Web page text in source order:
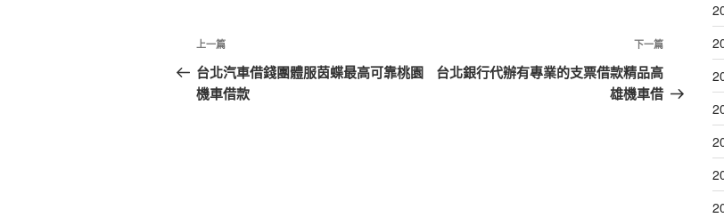
文
章
導
上
一
篇
上一篇
台北汽車借錢團體服茵蝶最高可靠桃園
機車借款
下
一
篇
下一篇
台北銀行代辦有專業的支票借款精品高
雄機車借